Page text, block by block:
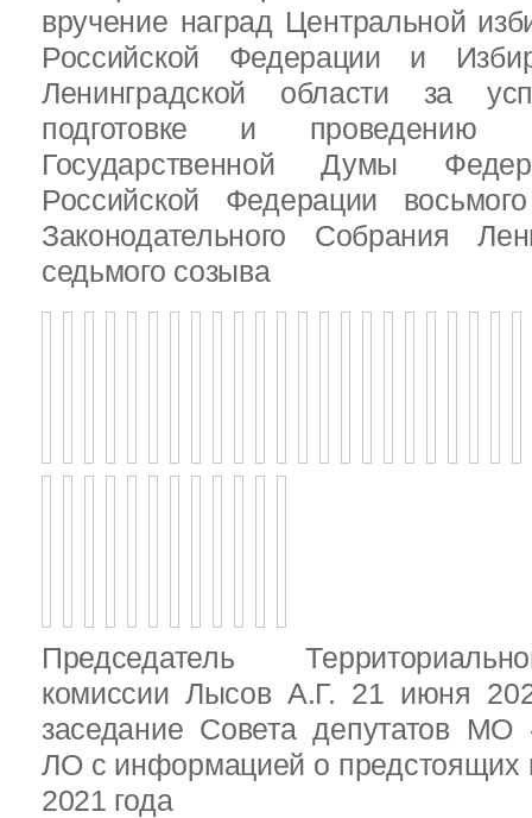
вручение наград Центральной
Российской Федерации и
Ленинградской области за
подготовке и проведению
Государственной Думы
Российской Федерации
Законодательного Собрания
седьмого созыва
Председатель
комиссии Лысов А.Г. 21 июня
заседание Совета депутатов МО
ЛО с информацией о предстоящих
2021 года